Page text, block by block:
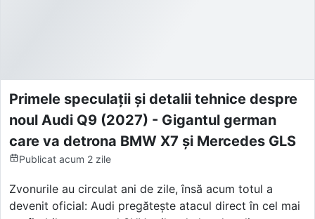
Primele speculații și detalii tehnice despre
noul Audi Q9 (2027) - Gigantul german
care va detrona BMW X7 și Mercedes GLS
Publicat acum 2 zile
Zvonurile au circulat ani de zile, însă acum totul a
devenit oficial: Audi pregătește atacul direct în cel mai